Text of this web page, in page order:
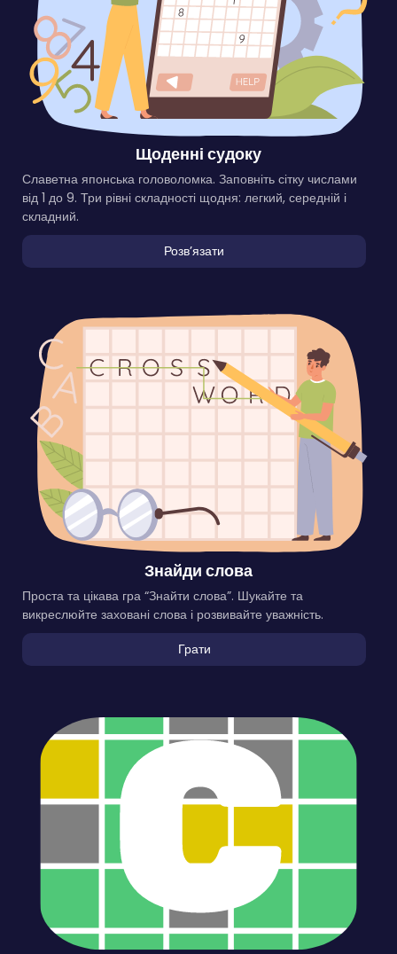
Щоденні судоку
Славетна японська головоломка. Заповніть сітку числами
від 1 до 9. Три рівні складності щодня: легкий, середній і
складний.
Розвʼязати
Знайди слова
Проста та цікава гра “Знайти слова”. Шукайте та
викреслюйте заховані слова і розвивайте уважність.
Грати